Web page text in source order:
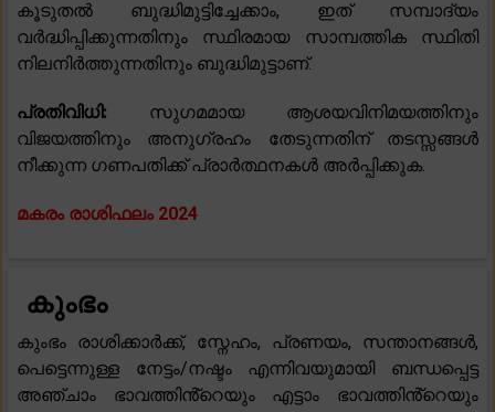
കൂടുതൽ ബുദ്ധിമുട്ടിച്ചേക്കാം, ഇത് സമ്പാദ്യം
വർദ്ധിപ്പിക്കുന്നതിനും സ്ഥിരമായ സാമ്പത്തിക സ്ഥിതി
നിലനിർത്തുന്നതിനും ബുദ്ധിമുട്ടാണ്.
പ്രതിവിധി: സുഗമമായ ആശയവിനിമയത്തിനും
വിജയത്തിനും അനുഗ്രഹം തേടുന്നതിന് തടസ്സങ്ങൾ
നീക്കുന്ന ഗണപതിക്ക് പ്രാർത്ഥനകൾ അർപ്പിക്കുക.
മകരം രാശിഫലം 2024
കുംഭം
കുംഭം രാശിക്കാർക്ക്, സ്നേഹം, പ്രണയം, സന്താനങ്ങൾ,
പെട്ടെന്നുള്ള നേട്ടം/നഷ്ടം എന്നിവയുമായി ബന്ധപ്പെട്ട
അഞ്ചാം ഭാവത്തിൻ്റെയും എട്ടാം ഭാവത്തിൻ്റെയും